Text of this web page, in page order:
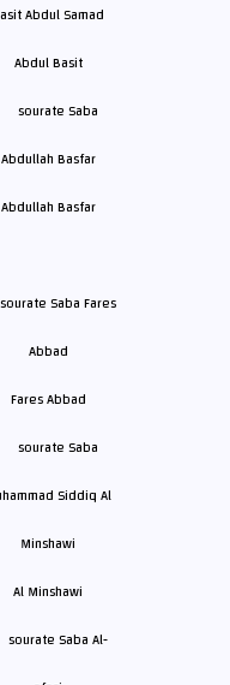
Abdul Basit
Abdullah Basfar
Fares Abbad
Al Minshawi